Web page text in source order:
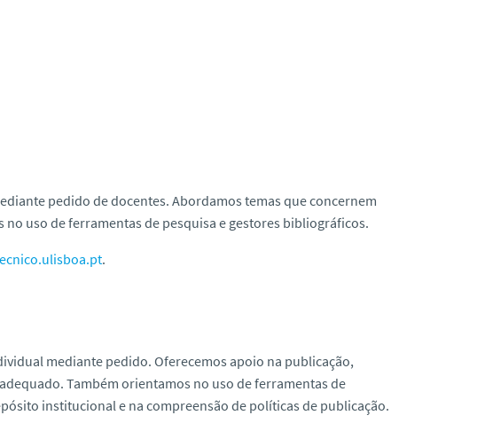
pedido de docentes. Abordamos temas que concernem
uso de ferramentas de pesquisa e gestores bibliográficos.
.
mediante pedido. Oferecemos apoio na publicação,
Também orientamos no uso de ferramentas de
institucional e na compreensão de políticas de publicação.